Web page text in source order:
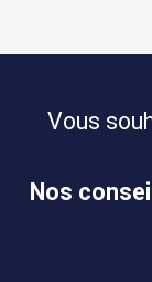
Vous
Nos